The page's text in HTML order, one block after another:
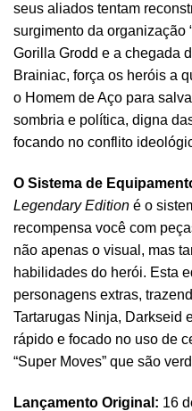
seus aliados tentam
surgimento da organização
Gorilla Grodd e a chegada
Brainiac, força os heróis a
o Homem de Aço para
sombria e política, digna
focando no conflito
O Sistema de
Legendary Edition é o
recompensa você com
não apenas o visual, mas
habilidades do herói. Esta
personagens extras,
Tartarugas Ninja, Darkseid
rápido e focado no uso de
“Super Moves” que são
Lançamento Original: 16